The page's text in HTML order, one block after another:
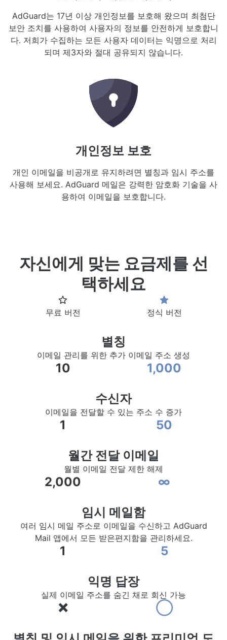
AdGuard는 17년 이상 개인정보를 보호해 왔으며 최첨단
보안 조치를 사용하여 사용자의 정보를 안전하게 보호합니
다. 저희가 수집하는 모든 사용자 데이터는 익명으로 처리
되며 제3자와 절대 공유되지 않습니다.
개인정보 보호
개인 이메일을 비공개로 유지하려면 별칭과 임시 주소를
사용해 보세요. AdGuard 메일은 강력한 암호화 기술을 사
용하여 이메일을 보호합니다.
자신에게 맞는 요금제를 선
택하세요
무료 버전 정식 버전
별칭
이메일 관리를 위한 추가 이메일 주소 생성
10 1,000
수신자
이메일을 전달할 수 있는 주소 수 증가
1 50
월간 전달 이메일
월별 이메일 전달 제한 해제
2,000 ∞
임시 메일함
여러 임시 메일 주소로 이메일을 수신하고 AdGuard
Mail 앱에서 모든 받은편지함을 관리하세요.
1 5
익명 답장
실제 이메일 주소를 숨긴 채로 회신 가능
❌ ◯